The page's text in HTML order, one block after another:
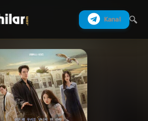
Kanal